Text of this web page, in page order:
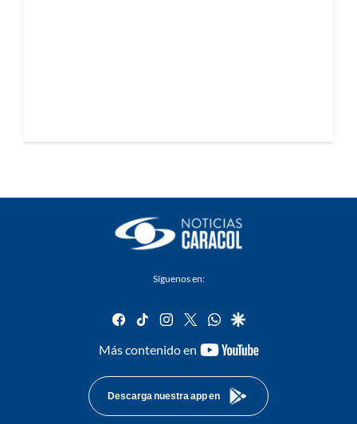
Síguenos en:
facebook
tiktok instagram
twitterwhatsapp
google
Más contenido en
youtube-
Descarga nuestra app en